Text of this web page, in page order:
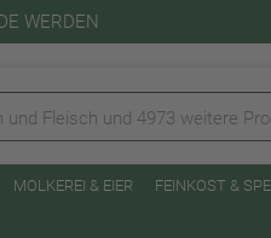
WERDEN
MOLKEREI & EIER FEINKOST &